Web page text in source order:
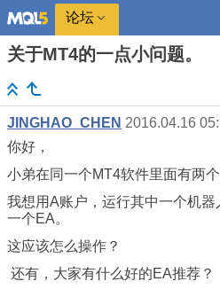
论坛
关于MT4的一点小问题。
JINGHAO_CHEN 2016.04.16
你好，
小弟在同一个MT4软件里面有两
我想用A账户，运行其中一个机
一个EA。
这应该怎么操作？
还有，大家有什么好的EA推荐？